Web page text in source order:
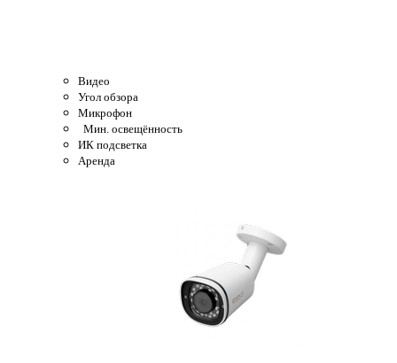
Видео
Угол обзора
Микрофон
Мин. освещённость
ИК подсветка
Аренда